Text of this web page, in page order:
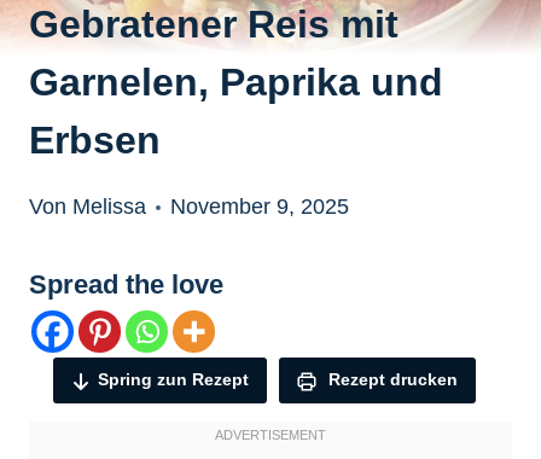
Gebratener Reis mit
Garnelen, Paprika und
Erbsen
Von Melissa November 9, 2025
Spread the love
Spring zun Rezept Rezept drucken